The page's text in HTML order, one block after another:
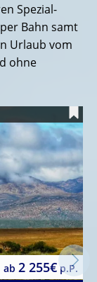
Spezial-
Bahn samt
Urlaub vom
ohne
ab 2 255€ p.P.